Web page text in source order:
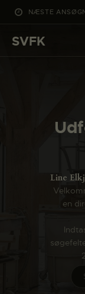
NÆSTE
SVFK
Line
en
DET